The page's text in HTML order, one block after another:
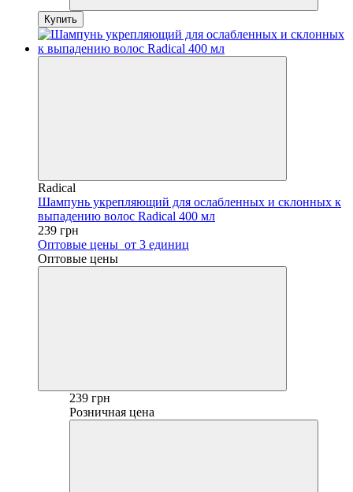
Купить
Radical
Шампунь укрепляющий для ослабленных и склонных к
выпадению волос Radical 400 мл
239 грн
Оптовые цены от 3 единиц
Оптовые цены
239 грн
Розничная цена